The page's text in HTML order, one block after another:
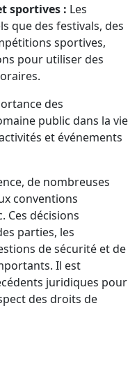
sportives : Les
que des festivals, des
sportives,
pour utiliser des
des
public dans la vie
et événements
de nombreuses
conventions
Ces décisions
parties, les
de sécurité et de
Il est
juridiques pour
des droits de